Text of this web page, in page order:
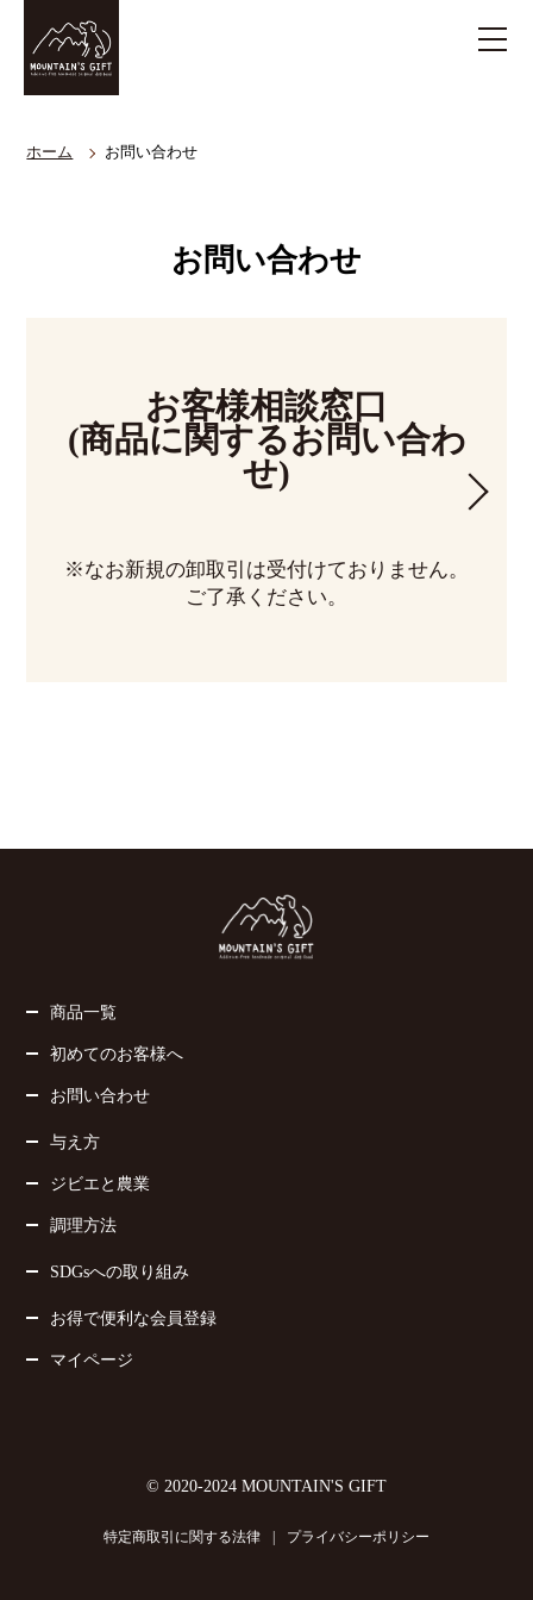
ホーム お問い合わせ
お問い合わせ
お客様相談窓口
(商品に関するお問い合わ
せ)
※なお新規の卸取引は受付けておりません。
ご了承ください。
商品一覧
初めてのお客様へ
お問い合わせ
与え方
ジビエと農業
調理方法
SDGsへの取り組み
お得で便利な会員登録
マイページ
© 2020-2024 MOUNTAIN'S GIFT
特定商取引に関する法律 | プライバシーポリシー